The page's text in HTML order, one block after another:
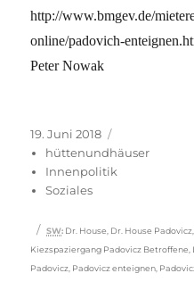
http://www.bmgev.de/
online/padovich-
Peter Nowak
Veröffentlicht
am
19. Juni 2018
hüttenundhäuser
Innenpolitik
Soziales
Schlagwörter
SW: Dr. House Dr. House Padovicz
Kiezspaziergang Padovicz Betroffene
Padovicz Padovicz enteignen